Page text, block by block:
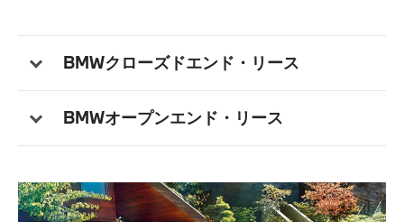
BMWクローズドエンド・リース
BMWオープンエンド・リース